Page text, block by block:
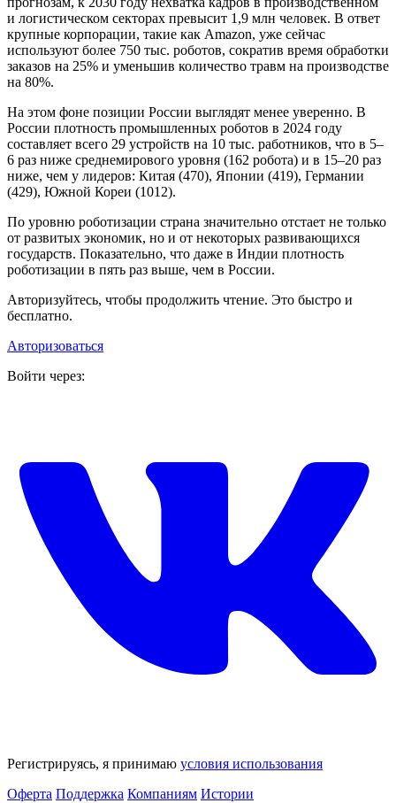
и логистическом секторах превысит 1,9 млн человек. В ответ
крупные корпорации, такие как Amazon, уже сейчас
используют более 750 тыс. роботов, сократив время обработки
заказов на 25% и уменьшив количество травм на производстве
на 80%.
На этом фоне позиции России выглядят менее уверенно. В
России плотность промышленных роботов в 2024 году
составляет всего 29 устройств на 10 тыс. работников, что в 5–
6 раз ниже среднемирового уровня (162 робота) и в 15–20 раз
ниже, чем у лидеров: Китая (470), Японии (419), Германии
(429), Южной Кореи (1012).
По уровню роботизации страна значительно отстает не только
от развитых экономик, но и от некоторых развивающихся
государств. Показательно, что даже в Индии плотность
роботизации в пять раз выше, чем в России.
Авторизуйтесь, чтобы продолжить чтение. Это быстро и
бесплатно.
Авторизоваться
Войти через:
Регистрируясь, я принимаю условия использования
Оферта Поддержка Компаниям Истории